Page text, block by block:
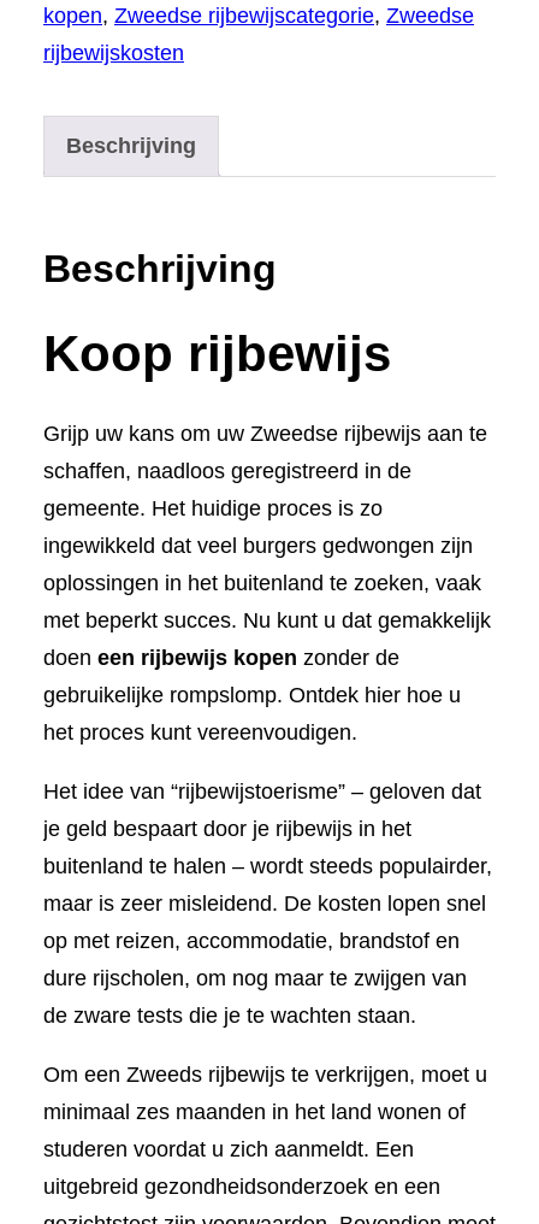
kopen, Zweedse rijbewijscategorie, Zweedse
rijbewijskosten
Beschrijving
Beschrijving
Koop rijbewijs
Grijp uw kans om uw Zweedse rijbewijs aan te
schaffen, naadloos geregistreerd in de
gemeente. Het huidige proces is zo
ingewikkeld dat veel burgers gedwongen zijn
oplossingen in het buitenland te zoeken, vaak
met beperkt succes. Nu kunt u dat gemakkelijk
doen een rijbewijs kopen zonder de
gebruikelijke rompslomp. Ontdek hier hoe u
het proces kunt vereenvoudigen.
Het idee van “rijbewijstoerisme” – geloven dat
je geld bespaart door je rijbewijs in het
buitenland te halen – wordt steeds populairder,
maar is zeer misleidend. De kosten lopen snel
op met reizen, accommodatie, brandstof en
dure rijscholen, om nog maar te zwijgen van
de zware tests die je te wachten staan.
Om een Zweeds rijbewijs te verkrijgen, moet u
minimaal zes maanden in het land wonen of
studeren voordat u zich aanmeldt. Een
uitgebreid gezondheidsonderzoek en een